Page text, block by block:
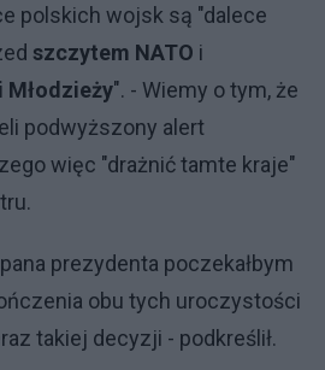
polskich wojsk są "dalece
szczytem NATO i
Młodzieży". - Wiemy o tym, że
podwyższony alert
więc "drażnić tamte kraje"
prezydenta poczekałbym
obu tych uroczystości
takiej decyzji - podkreślił.